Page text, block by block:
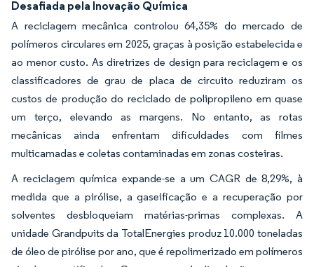
Desafiada pela Inovação Química
A reciclagem mecânica controlou 64,35% do mercado de
polímeros circulares em 2025, graças à posição estabelecida e
ao menor custo. As diretrizes de design para reciclagem e os
classificadores de grau de placa de circuito reduziram os
custos de produção do reciclado de polipropileno em quase
um terço, elevando as margens. No entanto, as rotas
mecânicas ainda enfrentam dificuldades com filmes
multicamadas e coletas contaminadas em zonas costeiras.
A reciclagem química expande-se a um CAGR de 8,29%, à
medida que a pirólise, a gaseificação e a recuperação por
solventes desbloqueiam matérias-primas complexas. A
unidade Grandpuits da TotalEnergies produz 10.000 toneladas
de óleo de pirólise por ano, que é repolimerizado em polímeros